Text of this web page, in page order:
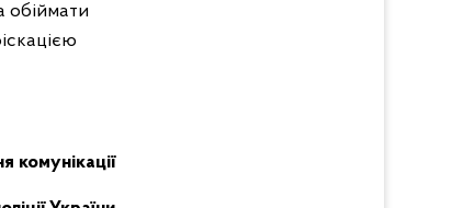
обіймати
комунікації